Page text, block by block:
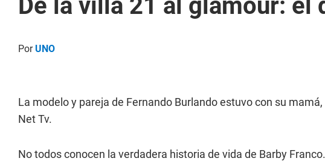
De la villa 21 al glamour: el
PorUNO
La modelo y pareja de Fernando Burlando estuvo con su
Net Tv.
No todos conocen la verdadera historia de vida de Barby